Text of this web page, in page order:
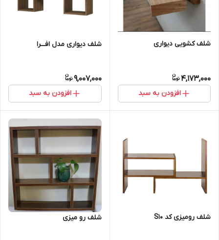
شلف کشویی دیواری
4,173,000
افزودن به سبد
شلف دیواری مدل افـــرا
9,007,000
افزودن به سبد
شلف رومیزی کد S10 شلف رو میزی